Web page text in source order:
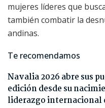
mujeres líderes que
también combatir la
andinas.
Te recomendamos
Navalia 2026 abre sus
edición desde su
liderazgo internacional